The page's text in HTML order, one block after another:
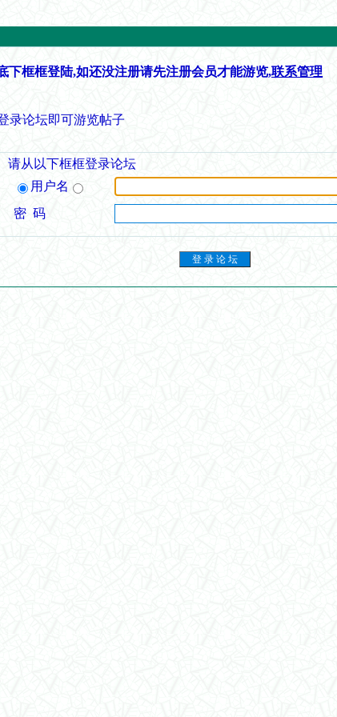
下框框登陆,如还没注册请先注册会员才能游览,联系管理
录论坛即可游览帖子
请从以下框框登录论坛
用户名
密 码